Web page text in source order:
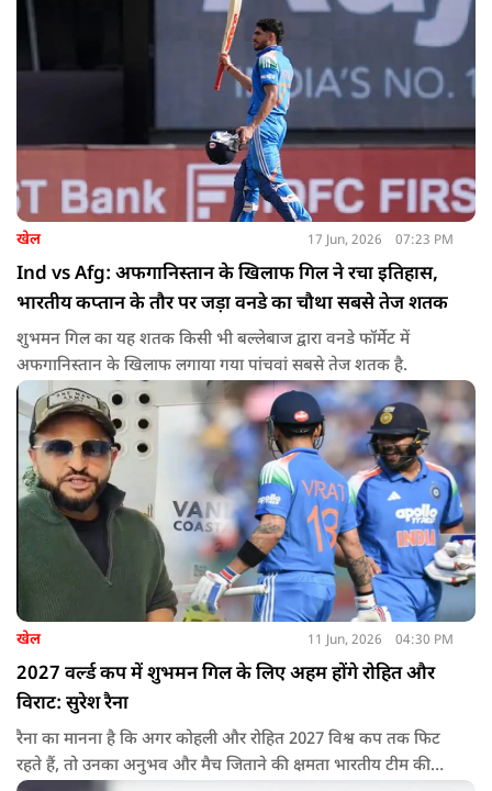
खेल 17 Jun, 2026 07:23 PM
Ind vs Afg: अफगानिस्तान के खिलाफ गिल ने रचा इतिहास,
भारतीय कप्तान के तौर पर जड़ा वनडे का चौथा सबसे तेज शतक
शुभमन गिल का यह शतक किसी भी बल्लेबाज द्वारा वनडे फॉर्मेट में
अफगानिस्तान के खिलाफ लगाया गया पांचवां सबसे तेज शतक है.
खेल 11 Jun, 2026 04:30 PM
2027 वर्ल्ड कप में शुभमन गिल के लिए अहम होंगे रोहित और
विराट: सुरेश रैना
रैना का मानना है कि अगर कोहली और रोहित 2027 विश्व कप तक फिट
रहते हैं, तो उनका अनुभव और मैच जिताने की क्षमता भारतीय टीम की